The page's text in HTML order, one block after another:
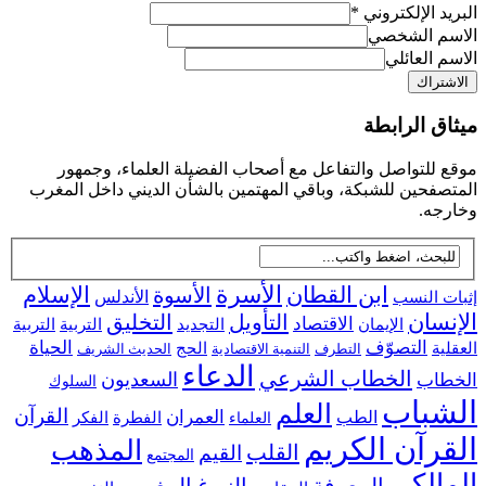
الإلكتروني*
الشخصي
العائلي
الرابطة
للتواصل والتفاعل مع أصحاب الفضيلة العلماء، وجمهور
للشبكة، وباقي المهتمين بالشأن الديني داخل المغرب
النسب ابن القطانالأسرةالأسوة الأندلس الإسلام
الإيمان الاقتصاد التأويل التجديد التخليق التربية
التربية
التصوّف التطرف التنمية الاقتصادية الحج الحديث الشريف الحياة
الخطاب الشرعي الدعاء السعديون السلوك
الطب العلم العلماء العمران الفطرة الفكر القرآن
الكريم القلبالقيم المجتمع المذهب